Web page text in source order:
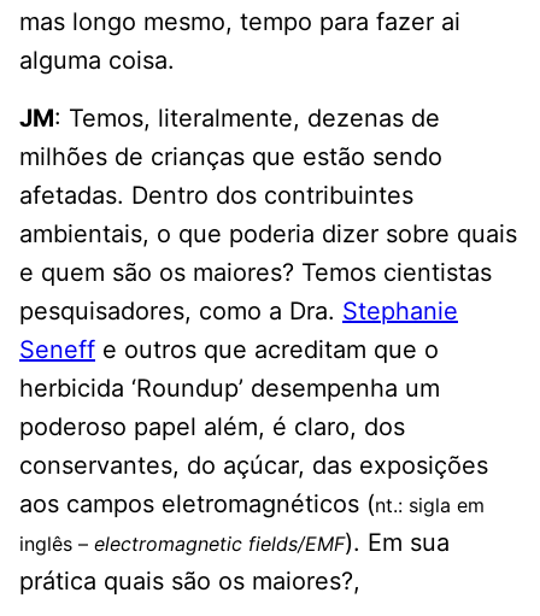
mas longo mesmo, tempo para fazer ai
alguma coisa.
JM: Temos, literalmente, dezenas de
milhões de crianças que estão sendo
afetadas. Dentro dos contribuintes
ambientais, o que poderia dizer sobre quais
e quem são os maiores? Temos cientistas
pesquisadores, como a Dra. Stephanie
Seneff e outros que acreditam que o
herbicida ‘Roundup’ desempenha um
poderoso papel além, é claro, dos
conservantes, do açúcar, das exposições
aos campos eletromagnéticos (nt.: sigla em
inglês – electromagnetic fields/EMF). Em sua
prática quais são os maiores?,